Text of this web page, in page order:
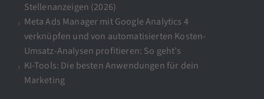
Stellenanzeigen (2026)
Meta Ads Manager mit Google Analytics 4
verknüpfen und von automatisierten Kosten-
Umsatz-Analysen profitieren: So geht’s
KI-Tools: Die besten Anwendungen für dein
Marketing